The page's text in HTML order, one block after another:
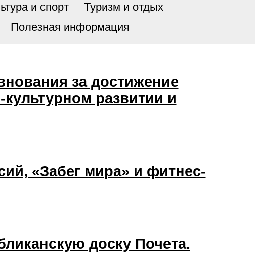
и спорт
Туризм и отдых
Полезная информация
за достижение
развитии и
«Забег мира» и фитнес-
доску Почета.